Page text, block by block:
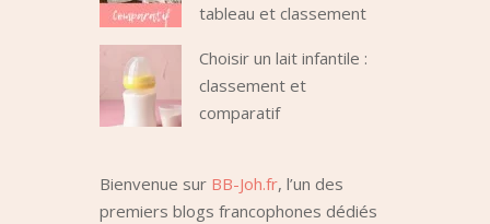
tableau et classement
Choisir un lait infantile :
classement et
comparatif
Bienvenue sur BB-Joh.fr, l’un des
premiers blogs francophones dédiés